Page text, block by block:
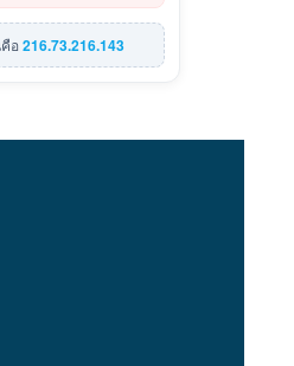
อ216.73.216.143